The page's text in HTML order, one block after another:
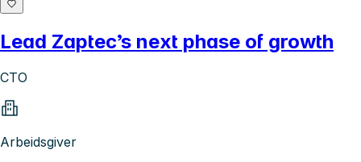
Lead Zaptec’s next phase of growth
CTO
Arbeidsgiver